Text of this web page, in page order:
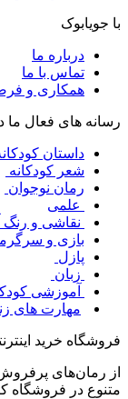
با جویابوک
درباره ما
تماس با ما
همکاری و
رسانه های فعال ما
داستان
شعر کودکانه
رمان نوجوان
علمی
نقاشی و رنگ
بازی و
پازل
زبان
آموزشی
مهارت های
فروشگاه خرید
از رمان‌های
متنوع در فروشگاه